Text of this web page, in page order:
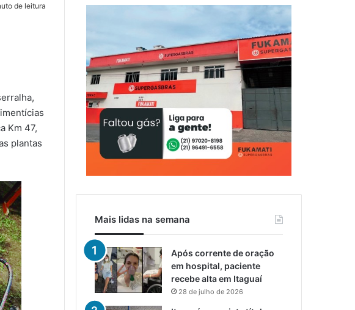
de leitura
Km 47,
plantas
Mais lidas na semana
Após corrente de oração
em hospital, paciente
recebe alta em Itaguaí
28 de julho de 2026